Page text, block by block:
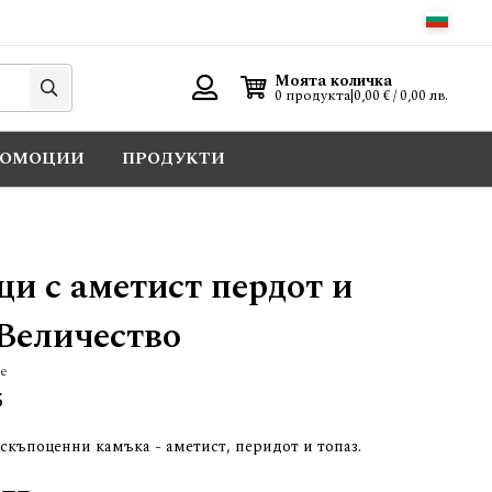
Търси
Моята количка
0 продукта|0,00 € / 0,00 лв.
ПРОДУКТИ
с аметист пердот и
камъка - аметист, перидот и топаз.